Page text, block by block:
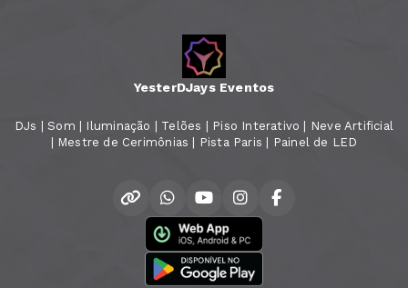
YesterDJays Eventos
DJs | Som | Iluminação | Telões | Piso Interativo | Neve Artificial
| Mestre de Cerimônias | Pista Paris | Painel de LED